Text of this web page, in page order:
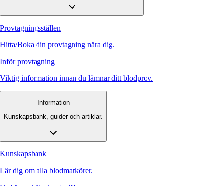
Provtagningsställen
Hitta/Boka din provtagning nära dig.
Inför provtagning
Viktig information innan du lämnar ditt blodprov.
Information
Kunskapsbank, guider och artiklar.
Kunskapsbank
Lär dig om alla blodmarkörer.